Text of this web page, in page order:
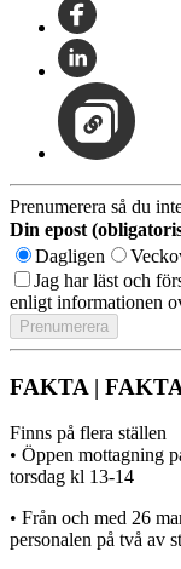
Prenumerera så du
Din epost
Dagligen
Jag har läst och
enligt informationen
FAKTA |
Finns på flera ställen
• Öppen mottagning
torsdag kl 13-14
• Från och med 26
personalen på två av